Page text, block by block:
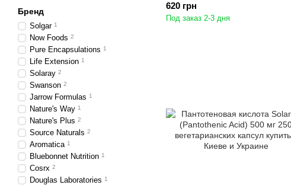
620 грн
Под заказ 2-3 дня
Бренд
Solgar 1
Now Foods 2
Pure Encapsulations 1
Life Extension 1
Solaray 2
Swanson 2
Jarrow Formulas 1
Nature's Way 1
Nature's Plus 2
Source Naturals 2
Aromatica 1
Bluebonnet Nutrition 1
Cosrx 2
Douglas Laboratories 1